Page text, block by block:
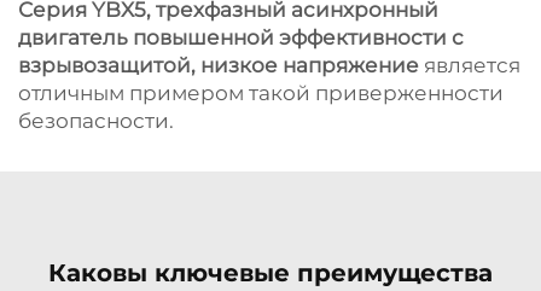
Серия YBX5, трехфазный асинхронный
двигатель повышенной эффективности с
взрывозащитой, низкое напряжение является
отличным примером такой приверженности
безопасности.
Каковы ключевые преимущества